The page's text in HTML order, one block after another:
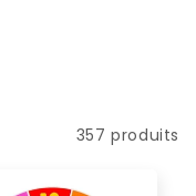
357 produits